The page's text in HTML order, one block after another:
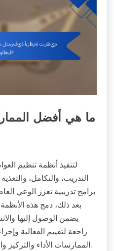
ما هي أفضل
لتنفيذ أنظمة تنظيم
التدريب، والتكامل،
برامج تدريبية تعزز الوعي
بعد ذلك، دمج هذه
يضمن الوصول إليها
راجعة لتقييم الفعالية
الممارسات الأداء والتركيز والمرونة في الرياضات الكبرى.